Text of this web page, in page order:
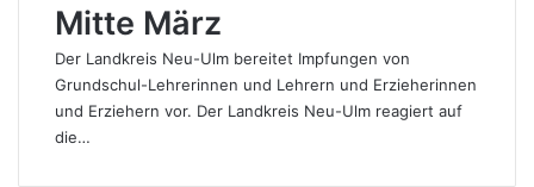
Mitte März
Der Landkreis Neu-Ulm bereitet Impfungen von
Grundschul-Lehrerinnen und Lehrern und Erzieherinnen
und Erziehern vor. Der Landkreis Neu-Ulm reagiert auf
die…